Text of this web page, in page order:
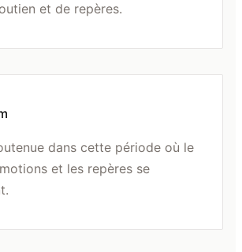
et de repères.
dans cette période où le
et les repères se